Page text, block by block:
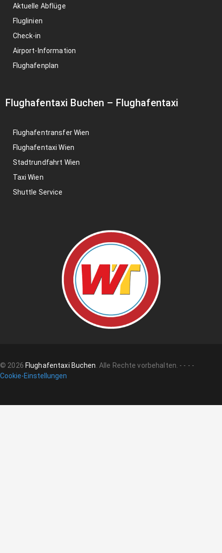
Aktuelle Abflüge
Fluglinien
Check-in
Airport-Information
Flughafenplan
Flughafentaxi Buchen – Flughafentaxi
Flughafentransfer Wien
Flughafentaxi Wien
Stadtrundfahrt Wien
Taxi Wien
Shuttle Service
© 2026 Flughafentaxi Buchen. Alle Rechte vorbehalten. - - - -
Cookie-Einstellungen